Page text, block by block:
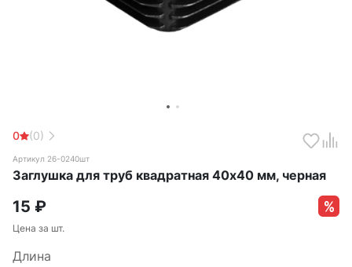
0 (0)
Артикул 26-0240шт
Заглушка для труб квадратная 40х40 мм, черная
15 ₽
Цена за шт.
Длина